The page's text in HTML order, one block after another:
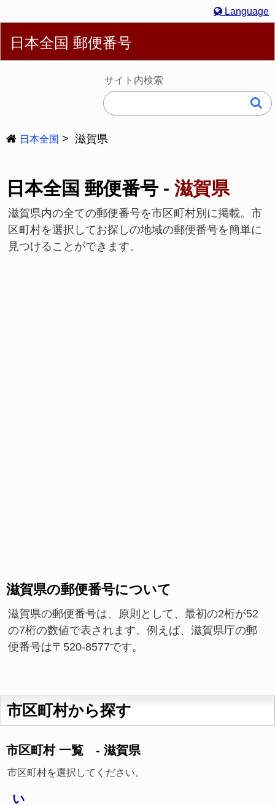
Language
Deutsch
Français Bahasa Melayu
日本語
日本全国 郵便番号
サイト内検索
日本全国 滋賀県
日本全国 郵便番号 - 滋賀県
滋賀県内の全ての郵便番号を市区町村別に掲載。市
区町村を選択してお探しの地域の郵便番号を簡単に
見つけることができます。
滋賀県の郵便番号について
滋賀県の郵便番号は、原則として、最初の2桁が52
の7桁の数値で表されます。例えば、滋賀県庁の郵
便番号は〒520-8577です。
市区町村から探す
市区町村 一覧 - 滋賀県
市区町村を選択してください。
い